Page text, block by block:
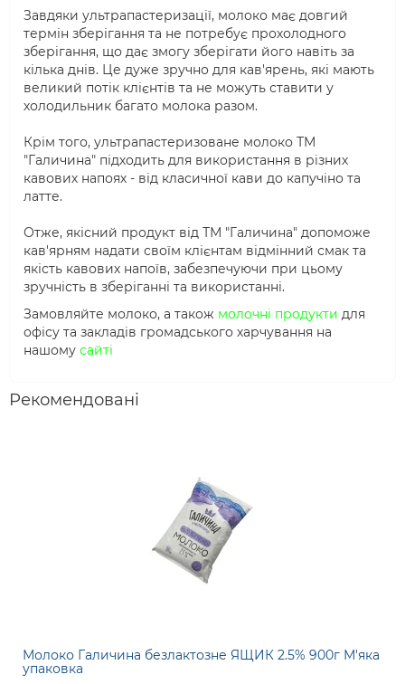
Завдяки ультрапастеризації, молоко має довгий
термін зберігання та не потребує прохолодного
зберігання, що дає змогу зберігати його навіть за
кілька днів. Це дуже зручно для кав'ярень, які мають
великий потік клієнтів та не можуть ставити у
холодильник багато молока разом.
Крім того, ультрапастеризоване молоко ТМ
"Галичина" підходить для використання в різних
кавових напоях - від класичної кави до капучіно та
латте.
Отже, якісний продукт від ТМ "Галичина" допоможе
кав'ярням надати своїм клієнтам відмінний смак та
якість кавових напоїв, забезпечуючи при цьому
зручність в зберіганні та використанні.
Замовляйте молоко, а також молочні продукти для
офісу та закладів громадського харчування на
нашому сайті
Рекомендовані
Молоко Галичина безлактозне ЯЩИК 2.5% 900г М'яка
упаковка